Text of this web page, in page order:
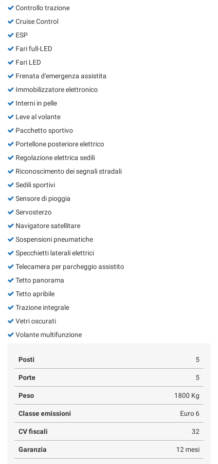
Controllo trazione
Cruise Control
ESP
Fari full-LED
Fari LED
Frenata d'emergenza assistita
Immobilizzatore elettronico
Interni in pelle
Leve al volante
Pacchetto sportivo
Portellone posteriore elettrico
Regolazione elettrica sedili
Riconoscimento dei segnali stradali
Sedili sportivi
Sensore di pioggia
Servosterzo
Navigatore satellitare
Sospensioni pneumatiche
Specchietti laterali elettrici
Telecamera per parcheggio assistito
Tetto panorama
Tetto apribile
Trazione integrale
Vetri oscurati
Volante multifunzione
Posti 5
Porte 5
Peso 1800 Kg
Classe emissioni Euro 6
CV fiscali 32
Garanzia 12 mesi